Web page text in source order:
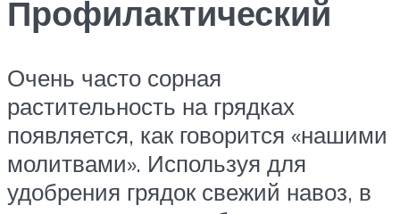
Профилактический
Очень часто сорная
растительность на грядках
появляется, как говорится «нашими
молитвами». Используя для
удобрения грядок свежий навоз, в